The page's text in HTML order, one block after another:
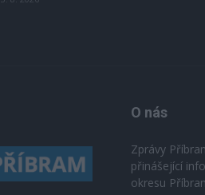
O nás
Zprávy
přinášející
okresu